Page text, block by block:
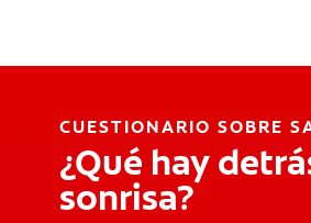
CUESTIONARIO SOBRE
¿Qué hay
sonrisa?